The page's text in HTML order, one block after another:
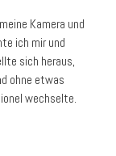
Kamera und
ich mir und
sich heraus,
ohne etwas
wechselte.